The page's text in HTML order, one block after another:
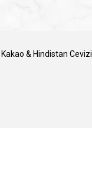
& Hindistan Cevizi